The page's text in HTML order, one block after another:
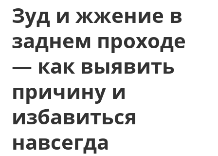
Зуд и жжение в
заднем проходе
— как выявить
причину и
избавиться
навсегда